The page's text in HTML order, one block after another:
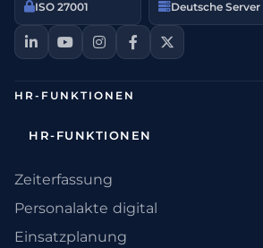
ISO 27001 Deutsche Server
HR-FUNKTIONEN
HR-FUNKTIONEN
Zeiterfassung
Personalakte digital
Einsatzplanung